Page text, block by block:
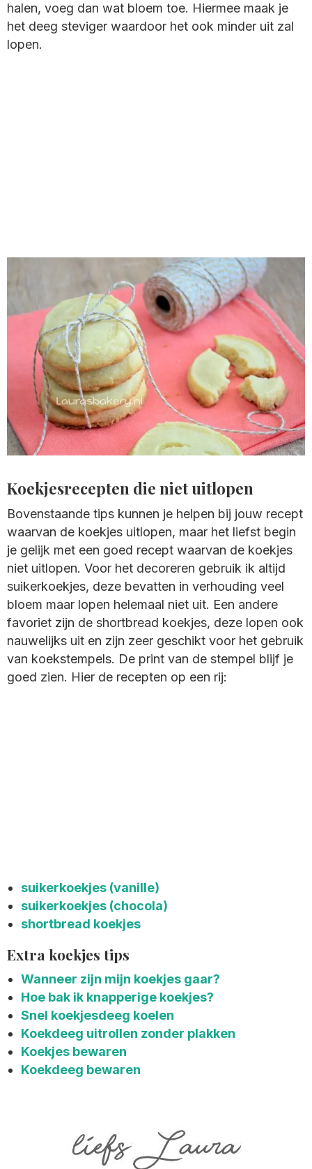
halen, voeg dan wat bloem toe. Hiermee maak je
het deeg steviger waardoor het ook minder uit zal
lopen.
Koekjesrecepten die niet uitlopen
Bovenstaande tips kunnen je helpen bij jouw recept
waarvan de koekjes uitlopen, maar het liefst begin
je gelijk met een goed recept waarvan de koekjes
niet uitlopen. Voor het decoreren gebruik ik altijd
suikerkoekjes, deze bevatten in verhouding veel
bloem maar lopen helemaal niet uit. Een andere
favoriet zijn de shortbread koekjes, deze lopen ook
nauwelijks uit en zijn zeer geschikt voor het gebruik
van koekstempels. De print van de stempel blijf je
goed zien. Hier de recepten op een rij:
suikerkoekjes (vanille)
suikerkoekjes (chocola)
shortbread koekjes
Extra koekjes tips
Wanneer zijn mijn koekjes gaar?
Hoe bak ik knapperige koekjes?
Snel koekjesdeeg koelen
Koekdeeg uitrollen zonder plakken
Koekjes bewaren
Koekdeeg bewaren